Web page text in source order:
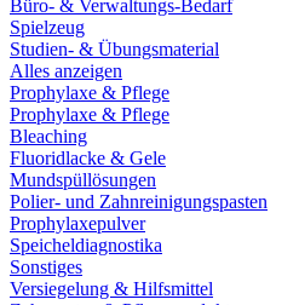
Büro- & Verwaltungs-Bedarf
Spielzeug
Studien- & Übungsmaterial
Alles anzeigen
Prophylaxe & Pflege
Prophylaxe & Pflege
Bleaching
Fluoridlacke & Gele
Mundspüllösungen
Polier- und Zahnreinigungspasten
Prophylaxepulver
Speicheldiagnostika
Sonstiges
Versiegelung & Hilfsmittel